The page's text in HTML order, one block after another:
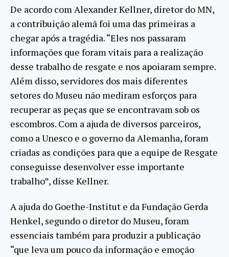
De acordo com Alexander Kellner, diretor do MN,
a contribuição alemã foi uma das primeiras a
chegar após a tragédia. “Eles nos passaram
informações que foram vitais para a realização
desse trabalho de resgate e nos apoiaram sempre.
Além disso, servidores dos mais diferentes
setores do Museu não mediram esforços para
recuperar as peças que se encontravam sob os
escombros. Com a ajuda de diversos parceiros,
como a Unesco e o governo da Alemanha, foram
criadas as condições para que a equipe de Resgate
conseguisse desenvolver esse importante
trabalho”, disse Kellner.
A ajuda do Goethe-Institut e da Fundação Gerda
Henkel, segundo o diretor do Museu, foram
essenciais também para produzir a publicação
“que leva um pouco da informação e emoção